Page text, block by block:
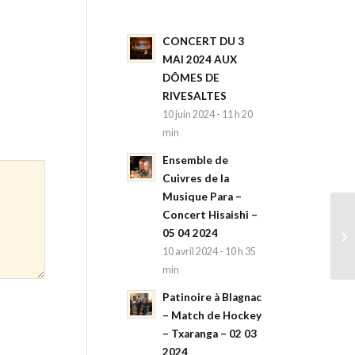
CONCERT DU 3
MAI 2024 AUX
DÔMES DE
RIVESALTES
10 juin 2024 - 11 h 20
min
Ensemble de
Cuivres de la
Musique Para –
Concert Hisaishi –
05 04 2024
10 avril 2024 - 10 h 35
min
Patinoire à Blagnac
– Match de Hockey
– Txaranga – 02 03
2024